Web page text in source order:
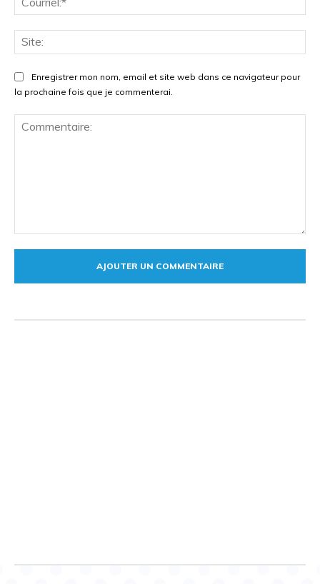
Enregistrer mon nom, email et site web dans ce navigateur pour
la prochaine fois que je commenterai.